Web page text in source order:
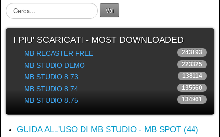
C
e
r
Vai
I PIU' SCARICATI - MOST DOWNLOADED
MB RECASTER FREE 243193
MB STUDIO DEMO 223325
MB STUDIO 8.73 138114
MB STUDIO 8.74 135560
MB STUDIO 8.75 134961
GUIDA ALL'USO DI MB STUDIO - MB SPOT (44)